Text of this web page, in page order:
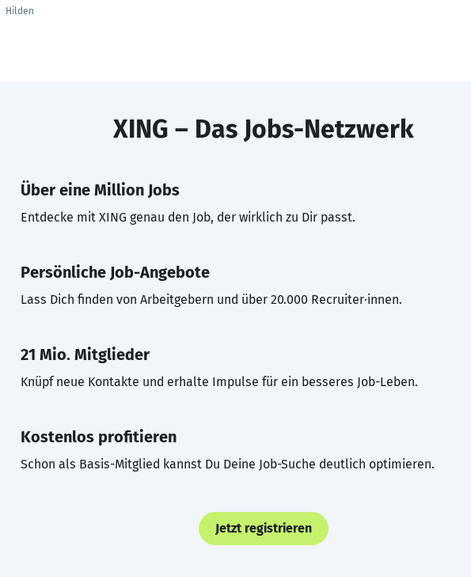
Hilden
XING – Das Jobs-Netzwerk
Über eine Million Jobs
Entdecke mit XING genau den Job, der wirklich zu Dir passt.
Persönliche Job-Angebote
Lass Dich finden von Arbeitgebern und über 20.000 Recruiter·innen.
21 Mio. Mitglieder
Knüpf neue Kontakte und erhalte Impulse für ein besseres Job-Leben.
Kostenlos profitieren
Schon als Basis-Mitglied kannst Du Deine Job-Suche deutlich optimieren.
Jetzt registrieren